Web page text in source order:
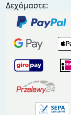
Δεχόμαστε: